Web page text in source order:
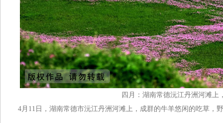
四月： 湖南常德沅江丹洲河滩上
4月11日，湖南常德市沅江丹洲河滩上，成群的牛羊悠闲的吃草，